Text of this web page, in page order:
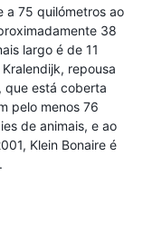
a 75 quilómetros ao
38
largo é de 11
repousa
que está coberta
pelo menos 76
de animais, e ao
Klein Bonaire é